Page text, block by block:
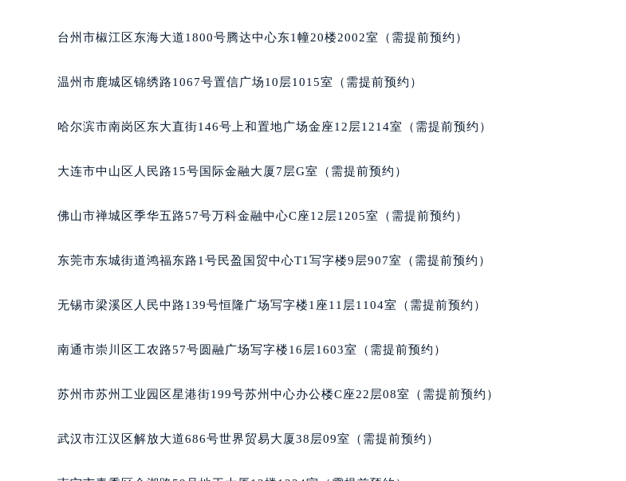
辽宁省锦州市古塔区中央大街宝玑售后服务中心（需提前预约）
辽宁省盘锦市兴隆台区石油大街宝玑售后服务中心（需提前预约）
辽宁省营口市站前区市府路与渤海大街交叉口宝玑售后服务中心（需提前预约）
辽宁省沈阳市沈河区中街路83号亨得利名表维修授权店1楼宝玑售后服务中心（需提前
北京市东城区东长安街1号王府井东方广场W3座6层602室宝玑售后服务中心（需提前
内蒙古自治区阿拉善盟市左旗土尔扈特大街宝玑售后服务中心（需提前预约）
内蒙古自治区包头市青山区幸福路甲3号王府井百货名表维修宝玑售后服务中心（需提
内蒙古自治区鄂尔多斯市东胜区伊金霍洛街宝玑售后服务中心（需提前预约）
内蒙古自治区通辽市科尔沁区明仁大街宝玑售后服务中心（需提前预约）
内蒙古自治区乌兰察布市集宁区恩和大街宝玑售后服务中心（需提前预约）
内蒙古自治区兴安盟市乌兰浩特市兴安大街宝玑售后服务中心（需提前预约）
台州市椒江区东海大道1800号腾达中心东1幢20楼2002室（需提前预约）
温州市鹿城区锦绣路1067号置信广场10层1015室（需提前预约）
哈尔滨市南岗区东大直街146号上和置地广场金座12层1214室（需提前预约）
大连市中山区人民路15号国际金融大厦7层G室（需提前预约）
佛山市禅城区季华五路57号万科金融中心C座12层1205室（需提前预约）
东莞市东城街道鸿福东路1号民盈国贸中心T1写字楼9层907室（需提前预约）
无锡市梁溪区人民中路139号恒隆广场写字楼1座11层1104室（需提前预约）
南通市崇川区工农路57号圆融广场写字楼16层1603室（需提前预约）
苏州市苏州工业园区星港街199号苏州中心办公楼C座22层08室（需提前预约）
武汉市江汉区解放大道686号世界贸易大厦38层09室（需提前预约）